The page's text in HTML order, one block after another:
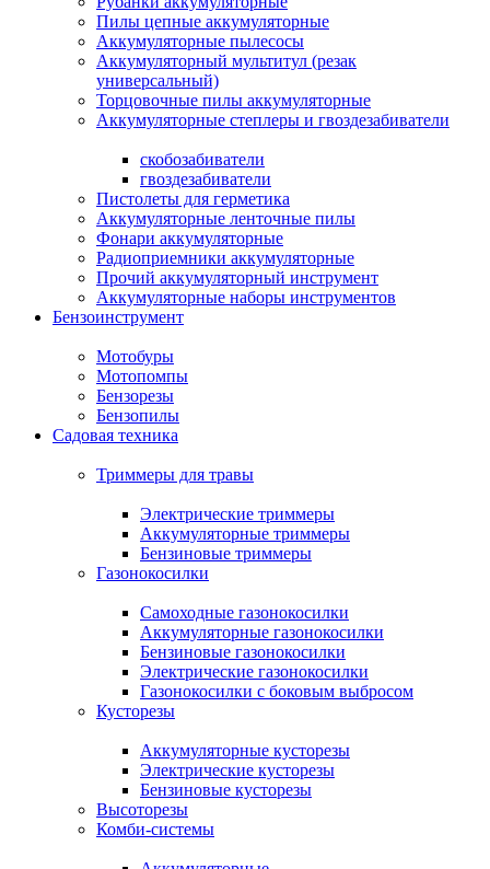
Пилы цепные аккумуляторные
Аккумуляторные пылесосы
Аккумуляторный мультитул (резак
универсальный)
Торцовочные пилы аккумуляторные
Аккумуляторные степлеры и гвоздезабиватели
скобозабиватели
гвоздезабиватели
Пистолеты для герметика
Аккумуляторные ленточные пилы
Фонари аккумуляторные
Радиоприемники аккумуляторные
Прочий аккумуляторный инструмент
Аккумуляторные наборы инструментов
Бензоинструмент
Мотобуры
Мотопомпы
Бензорезы
Бензопилы
Садовая техника
Триммеры для травы
Электрические триммеры
Аккумуляторные триммеры
Бензиновые триммеры
Газонокосилки
Самоходные газонокосилки
Аккумуляторные газонокосилки
Бензиновые газонокосилки
Электрические газонокосилки
Газонокосилки с боковым выбросом
Кусторезы
Аккумуляторные кусторезы
Электрические кусторезы
Бензиновые кусторезы
Высоторезы
Комби-системы